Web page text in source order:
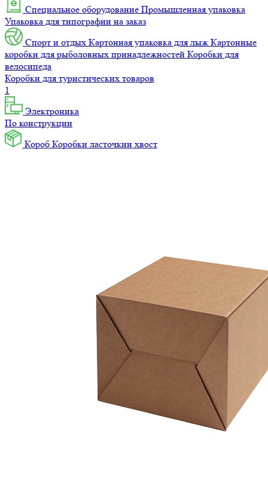
Специальное оборудование Промышленная упаковка
Упаковка для типографии на заказ
Спорт и отдых Картонная упаковка для лыж Картонные
коробки для рыболовных принадлежностей Коробки для
велосипеда
Коробки для туристических товаров
1
Электроника
По конструкции
Короб Коробки ласточкин хвост